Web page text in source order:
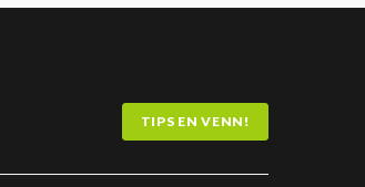
TIPS EN VENN!